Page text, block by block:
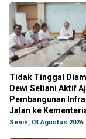
Tidak Tinggal
Dewi Setiani Aktif
Pembangunan
Jalan ke
Senin, 03 Agustus 2026